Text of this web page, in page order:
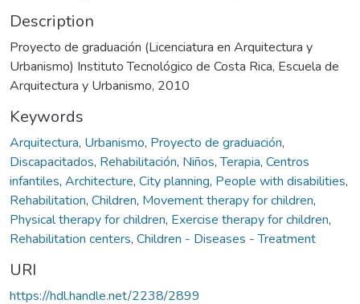
Description
Proyecto de graduación (Licenciatura en Arquitectura y
Urbanismo) Instituto Tecnológico de Costa Rica, Escuela de
Arquitectura y Urbanismo, 2010
Keywords
Arquitectura, Urbanismo, Proyecto de graduación,
Discapacitados, Rehabilitación, Niños,Terapia, Centros
infantiles, Architecture, City planning, People with disabilities,
Rehabilitation, Children, Movement therapy for children,
Physical therapy for children, Exercise therapy for children,
Rehabilitation centers, Children - Diseases - Treatment
URI
https://hdl.handle.net/2238/2899